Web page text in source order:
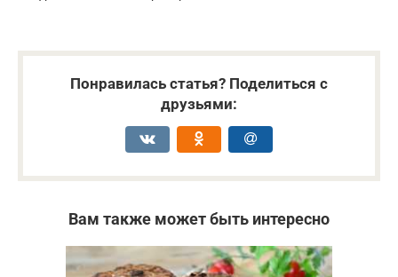
Понравилась статья? Поделиться с
друзьями:
Вам также может быть интересно